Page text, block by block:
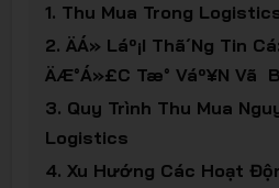
hàng
1. Thu Mua Trong
2. Äá» Láº¡i Thã´ng Tin
Äæ°á»£c Tæ° Váº¥n Vã
3. Quy Trình Thu Mua
Logistics
4. Xu Hướng Các Hoạt